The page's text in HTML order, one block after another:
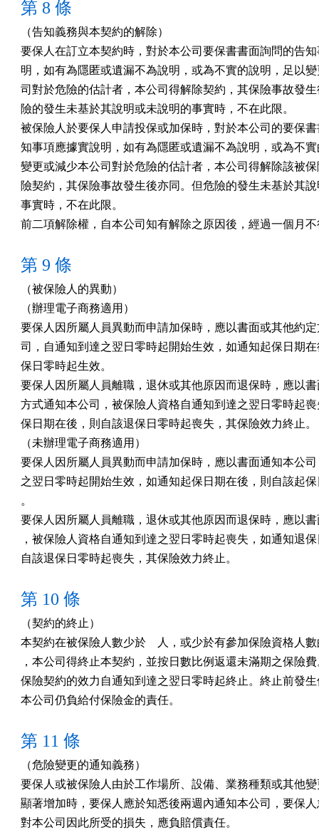
第 8 條
（告知義務與本契約的解除）
要保人在訂立本契約時，對於本公司要保書書面詢問的告
明，如有為隱匿或遺漏不為說明，或為不實的說明，足以
司對於危險的估計者，本公司得解除契約，其保險事故發
險的發生未基於其說明或未說明的事實時，不在此限。
被保險人於要保人申請投保或加保時，對於本公司的要保
知事項應據實說明，如有為隱匿或遺漏不為說明，或為不
變更或減少本公司對於危險的估計者，本公司得解除該被
險契約，其保險事故發生後亦同。但危險的發生未基於其
事實時，不在此限。
前二項解除權，自本公司知有解除之原因後，經過一個月
第 9 條
（被保險人的異動）
（辦理電子商務適用）
要保人因所屬人員異動而申請加保時，應以書面或其他約
司，自通知到達之翌日零時起開始生效，如通知起保日期
保日零時起生效。
要保人因所屬人員離職，退休或其他原因而退保時，應以
方式通知本公司，被保險人資格自通知到達之翌日零時起
保日期在後，則自該退保日零時起喪失，其保險效力終止。
（未辦理電子商務適用）
要保人因所屬人員異動而申請加保時，應以書面通知本公
之翌日零時起開始生效，如通知起保日期在後，則自該起
。
要保人因所屬人員離職，退休或其他原因而退保時，應以
，被保險人資格自通知到達之翌日零時起喪失，如通知退
自該退保日零時起喪失，其保險效力終止。
第 10 條
（契約的終止）
本契約在被保險人數少於　人，或少於有參加保險資格人
，本公司得終止本契約，並按日數比例返還未滿期之保險
保險契約的效力自通知到達之翌日零時起終止。終止前發
本公司仍負給付保險金的責任。
第 11 條
（危險變更的通知義務）
要保人或被保險人由於工作場所、設備、業務種類或其他
顯著增加時，要保人應於知悉後兩週內通知本公司，要保
對本公司因此所受的損失，應負賠償責任。